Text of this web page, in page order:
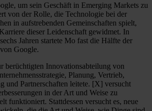
um sein Geschäft in Emerging Markets zu
von der Rolle, die Technologie bei der
in aufstrebenden Gemeinschaften spielt,
dieser Leidenschaft gewidmet. In
Jahren startete Mo fast die Hälfte der
Google.
berüchtigten Innovationsabteilung von
Planung, Vertrieb,
und Partnerschaften leitete. [X] versucht
in der Art und Weise zu
funktioniert. Stattdessen versucht es, neue